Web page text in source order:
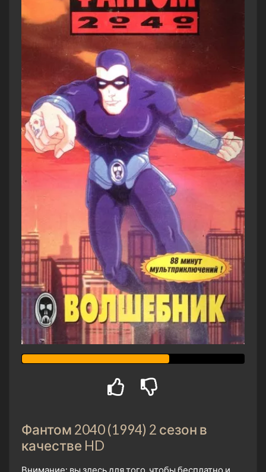
Фантом 2040 (1994) 2 сезон в
качестве HD
Внимание: вы здесь для того, чтобы бесплатно и